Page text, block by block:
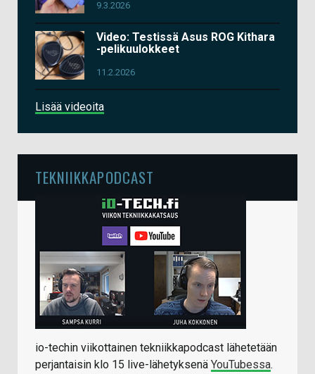
9.3.2026
Video: Testissä Asus ROG Kithara
-pelikuulokkeet
11.2.2026
Lisää videoita
TEKNIIKKAPODCAST
io-techin viikottainen tekniikkapodcast lähetetään
perjantaisin klo 15 live-lähetyksenä YouTubessa.